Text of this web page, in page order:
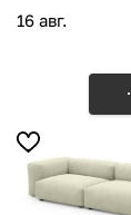
16 авг.